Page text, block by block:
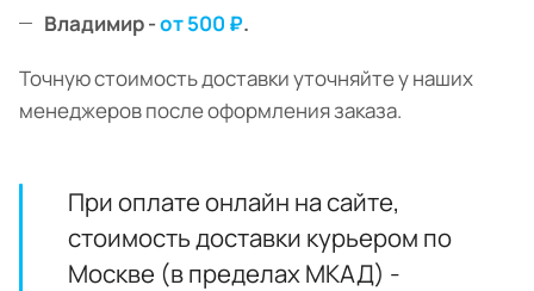
Владимир -от 500 ₽.
Точную стоимость доставки уточняйте у наших
менеджеров после оформления заказа.
При оплате онлайн на сайте,
стоимость доставки курьером по
Москве (в пределах МКАД) -